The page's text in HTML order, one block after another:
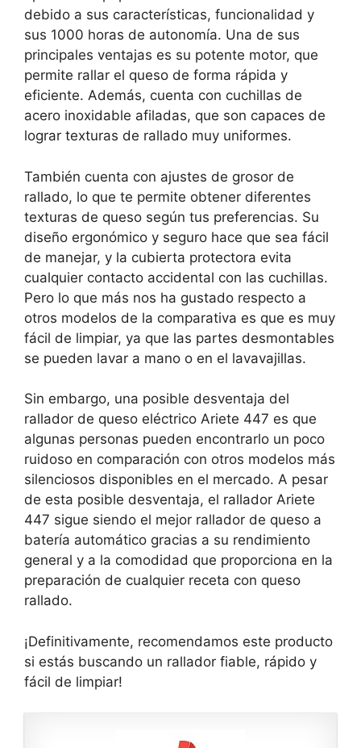
debido a sus características, funcionalidad y
sus 1000 horas de autonomía. Una de sus
principales ventajas es su potente motor, que
permite rallar el queso de forma rápida y
eficiente. Además, cuenta con cuchillas de
acero inoxidable afiladas, que son capaces de
lograr texturas de rallado muy uniformes.
También cuenta con ajustes de grosor de
rallado, lo que te permite obtener diferentes
texturas de queso según tus preferencias. Su
diseño ergonómico y seguro hace que sea fácil
de manejar, y la cubierta protectora evita
cualquier contacto accidental con las cuchillas.
Pero lo que más nos ha gustado respecto a
otros modelos de la comparativa es que es muy
fácil de limpiar, ya que las partes desmontables
se pueden lavar a mano o en el lavavajillas.
Sin embargo, una posible desventaja del
rallador de queso eléctrico Ariete 447 es que
algunas personas pueden encontrarlo un poco
ruidoso en comparación con otros modelos más
silenciosos disponibles en el mercado. A pesar
de esta posible desventaja, el rallador Ariete
447 sigue siendo el mejor rallador de queso a
batería automático gracias a su rendimiento
general y a la comodidad que proporciona en la
preparación de cualquier receta con queso
rallado.
¡Definitivamente, recomendamos este producto
si estás buscando un rallador fiable, rápido y
fácil de limpiar!